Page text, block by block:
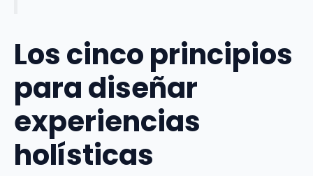
Los cinco principios
para diseñar
experiencias
holísticas